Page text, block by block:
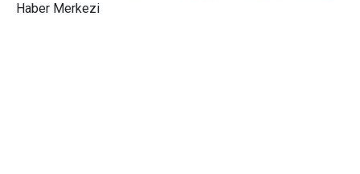
Haber Merkezi